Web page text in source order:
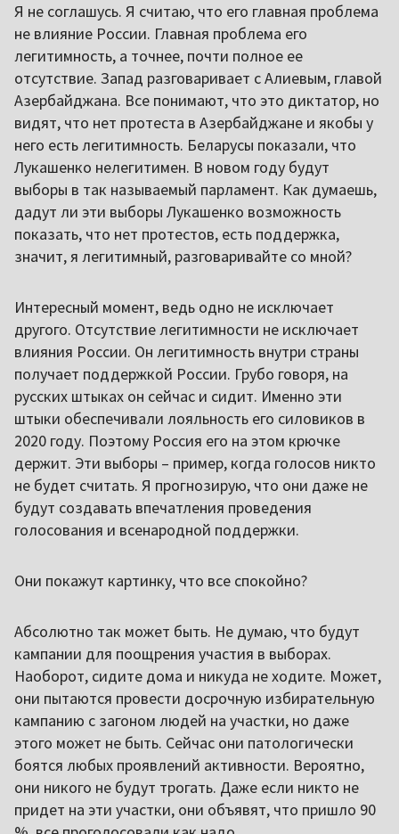
Я не соглашусь. Я считаю, что его главная проблема
не влияние России. Главная проблема его
легитимность, а точнее, почти полное ее
отсутствие. Запад разговаривает с Алиевым, главой
Азербайджана. Все понимают, что это диктатор, но
видят, что нет протеста в Азербайджане и якобы у
него есть легитимность. Беларусы показали, что
Лукашенко нелегитимен. В новом году будут
выборы в так называемый парламент. Как думаешь,
дадут ли эти выборы Лукашенко возможность
показать, что нет протестов, есть поддержка,
значит, я легитимный, разговаривайте со мной?
Интересный момент, ведь одно не исключает
другого. Отсутствие легитимности не исключает
влияния России. Он легитимность внутри страны
получает поддержкой России. Грубо говоря, на
русских штыках он сейчас и сидит. Именно эти
штыки обеспечивали лояльность его силовиков в
2020 году. Поэтому Россия его на этом крючке
держит. Эти выборы – пример, когда голосов никто
не будет считать. Я прогнозирую, что они даже не
будут создавать впечатления проведения
голосования и всенародной поддержки.
Они покажут картинку, что все спокойно?
Абсолютно так может быть. Не думаю, что будут
кампании для поощрения участия в выборах.
Наоборот, сидите дома и никуда не ходите. Может,
они пытаются провести досрочную избирательную
кампанию с загоном людей на участки, но даже
этого может не быть. Сейчас они патологически
боятся любых проявлений активности. Вероятно,
они никого не будут трогать. Даже если никто не
придет на эти участки, они объявят, что пришло 90